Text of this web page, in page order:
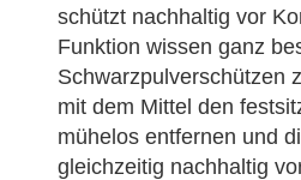
schützt nachhaltig vor
Funktion wissen ganz
Schwarzpulverschützen
mit dem Mittel den
mühelos entfernen und
gleichzeitig nachhaltig